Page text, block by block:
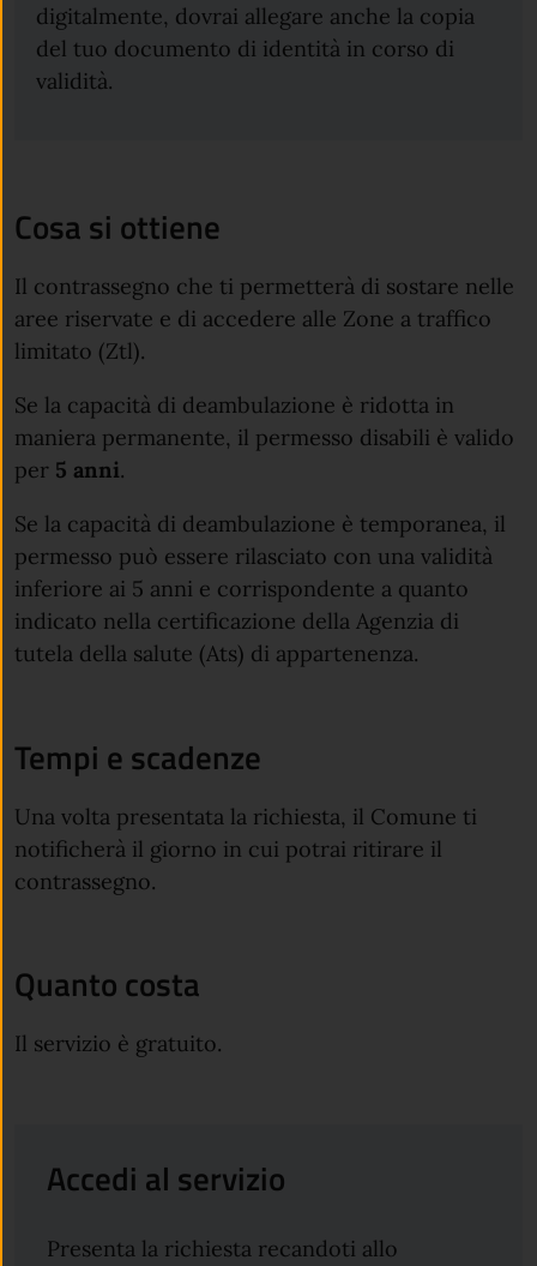
digitalmente, dovrai allegare anche la copia
del tuo documento di identità in corso di
validità.
Cosa si ottiene
Il contrassegno che ti permetterà di sostare nelle
aree riservate e di accedere alle Zone a traffico
limitato (Ztl).
Se la capacità di deambulazione è ridotta in
maniera permanente, il permesso disabili è valido
per 5 anni.
Se la capacità di deambulazione è temporanea, il
permesso può essere rilasciato con una validità
inferiore ai 5 anni e corrispondente a quanto
indicato nella certificazione della Agenzia di
tutela della salute (Ats) di appartenenza.
Tempi e scadenze
Una volta presentata la richiesta, il Comune ti
notificherà il giorno in cui potrai ritirare il
contrassegno.
Quanto costa
Il servizio è gratuito.
Accedi al servizio
Presenta la richiesta recandoti allo